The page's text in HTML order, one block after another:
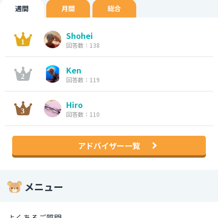
週間 月間 総合
Shohei
回答数：138
Ken
回答数：119
Hiro
回答数：110
アドバイザー一覧
メニュー